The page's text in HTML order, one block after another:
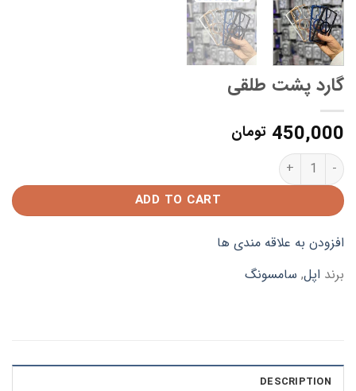
گارد پشت طلقی
450,000 تومان
گارد پشت طلقی quantity
ADD TO CART
افزودن به علاقه مندی ها
برند اپل, سامسونگ
DESCRIPTION